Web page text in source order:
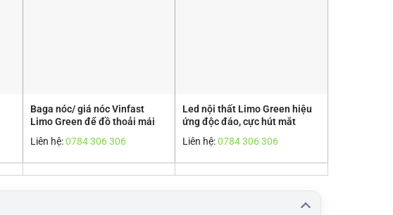
Baga nóc/ giá nóc Vinfast
Limo Green để đồ thoải mái
Liên hệ:0784 306 306
Led nội thất Limo Green hiệu
ứng độc đáo, cực hút mắt
Liên hệ:0784 306 306